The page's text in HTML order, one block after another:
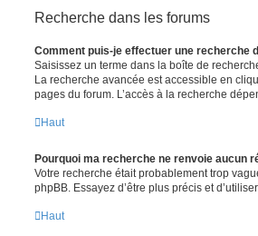
Recherche dans les forums
Comment puis-je effectuer une recherche
Saisissez un terme dans la boîte de
La recherche avancée est accessible en
pages du forum. L’accès à la recherche
Haut
Pourquoi ma recherche ne renvoie aucun
Votre recherche était probablement trop
phpBB. Essayez d’être plus précis et
Haut